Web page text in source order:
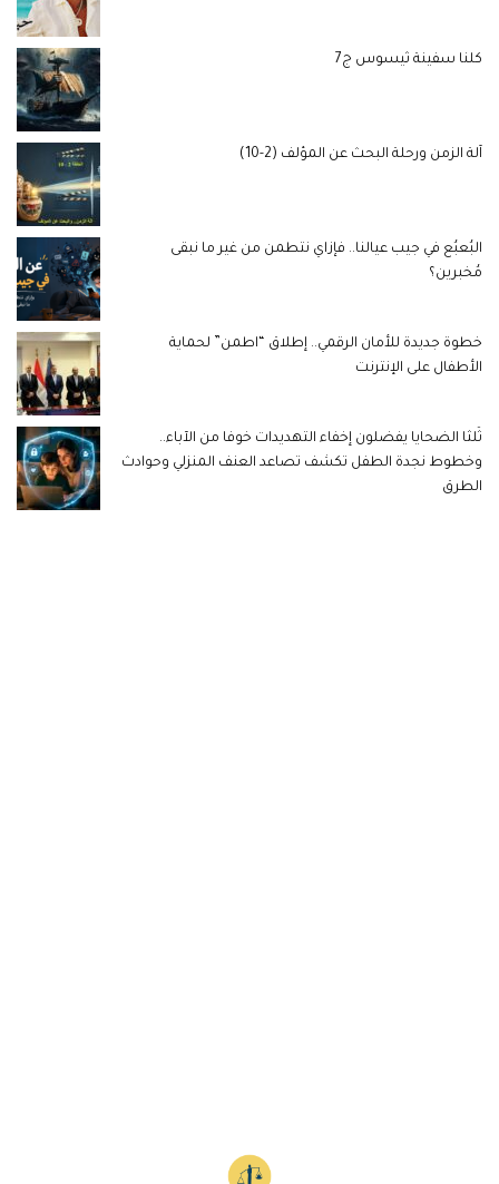
كلنا سفينة ثيسوس ج7
آلة الزمن ورحلة البحث عن المؤلف (2-10)
البُعبُع في جيب عيالنا.. فإزاي نتطمن من غير ما نبقى
مُخبرين؟
خطوة جديدة للأمان الرقمي.. إطلاق “اطمن” لحماية
الأطفال على الإنترنت
ثُلثا الضحايا يفضلون إخفاء التهديدات خوفا من الآباء..
وخطوط نجدة الطفل تكشف تصاعد العنف المنزلي وحوادث
الطرق